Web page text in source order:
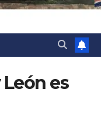
es